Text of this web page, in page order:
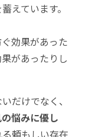
えています。
効果があった
があったりし
だけでなく、
悩みに優し
る頼もしい存在